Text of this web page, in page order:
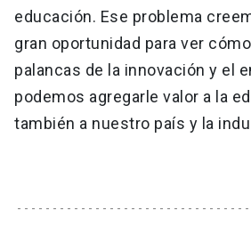
educación. Ese problema
gran oportunidad para ver
palancas de la innovación y el
podemos agregarle valor a la
también a nuestro país y la